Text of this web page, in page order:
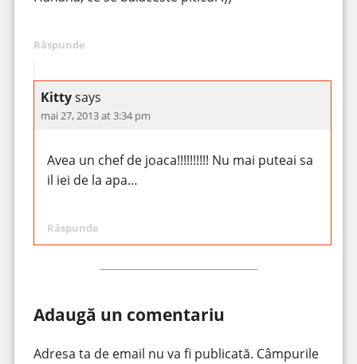
Răspunde
Kittysays
mai 27, 2013 at 3:34 pm
Avea un chef de joaca!!!!!!!!!! Nu mai puteai sa
il iei de la apa…
Răspunde
Adaugă un comentariu
Adresa ta de email nu va fi publicată. Câmpurile